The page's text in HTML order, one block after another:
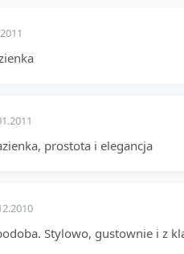
prostota i elegancja
Stylowo, gustownie i z